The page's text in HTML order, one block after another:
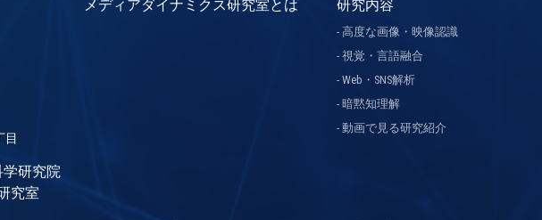
目
研究院
究室
メディアダイナミクス研究室とは 研究内容
高度な画像・映像認識
視覚・言語融合
Web・SNS解析
暗黙知理解
動画で見る研究紹介